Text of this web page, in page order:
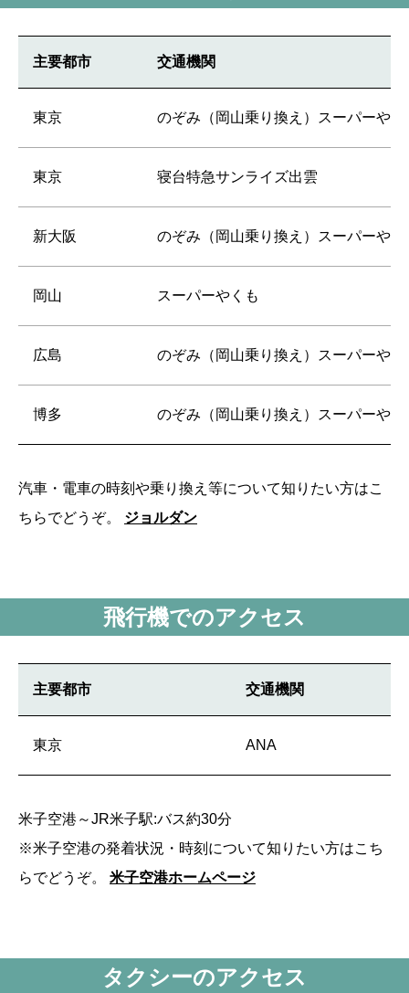
主要都市 交通機関
東京 のぞみ（岡山乗り換え）スーパーやく
東京 寝台特急サンライズ出雲
新大阪 のぞみ（岡山乗り換え）スーパーやく
岡山 スーパーやくも
広島 のぞみ（岡山乗り換え）スーパーやく
博多 のぞみ（岡山乗り換え）スーパーやく
汽車・電車の時刻や乗り換え等について知りたい方はこ
ちらでどうぞ。 ジョルダン
飛行機でのアクセス
主要都市 交通機関
東京 ANA
米子空港～JR米子駅:バス約30分
※米子空港の発着状況・時刻について知りたい方はこち
らでどうぞ。 米子空港ホームページ
タクシーのアクセス